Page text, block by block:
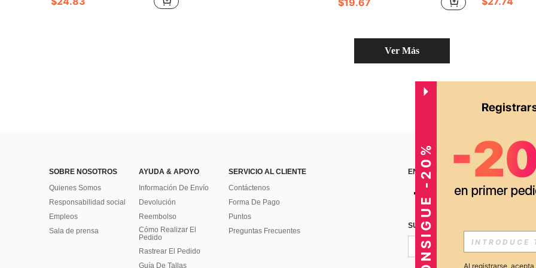
$19.67
Ver Más
SOBRE NOSOTROS
Quienes Somos
Responsabilidad social
Empleos
Sala de prensa
AYUDA & APOYO
Información De Envío
Devolución
Reembolso
Cómo Realizar El
Pedido
Rastrear El Pedido
Guía De Tallas
SERVICIO AL CLIENTE
Contáctenos
Forma De Pago
Puntos
Preguntas Frecuentes
ENCUÉNTRANOS EN
SUSCRÍBETE PARA RECIBIR
CONSIGUE -20% Al registrarse, acepta